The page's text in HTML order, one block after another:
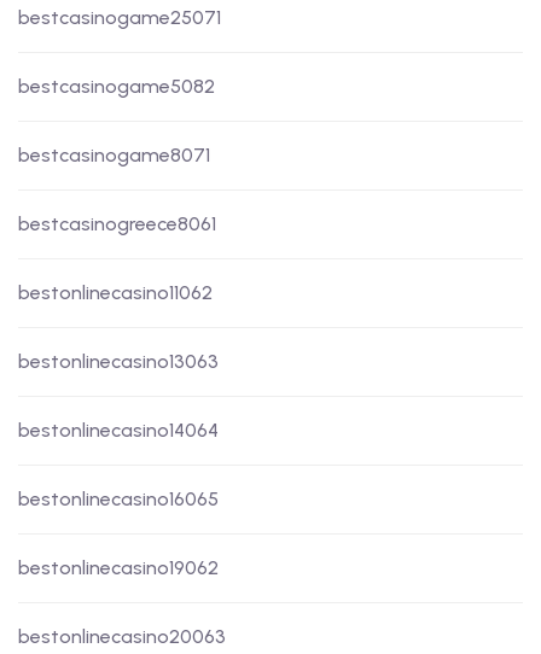
bestcasinogame25071
bestcasinogame5082
bestcasinogame8071
bestcasinogreece8061
bestonlinecasino11062
bestonlinecasino13063
bestonlinecasino14064
bestonlinecasino16065
bestonlinecasino19062
bestonlinecasino20063